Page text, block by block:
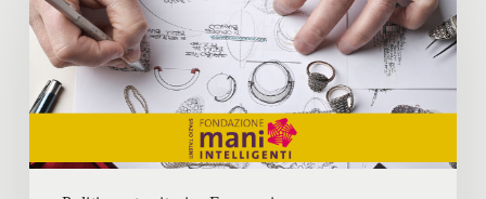
INTELLIGENTI